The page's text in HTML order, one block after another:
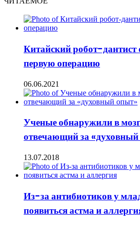
Китайский робот-дантист
первую операцию
06.06.2021
Ученые обнаружили в
отвечающий за
13.07.2018
Из-за антибиотиков у
появиться астма и